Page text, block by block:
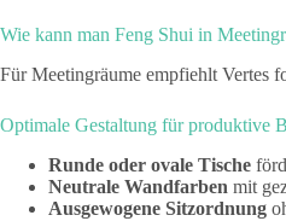
Wie kann man Feng Shui in
Für Meetingräume empfiehlt Vertes
Optimale Gestaltung für produktive
Runde oder ovale Tische
Neutrale Wandfarben mit
Ausgewogene Sitzordnung